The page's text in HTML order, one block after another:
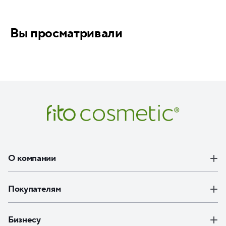
Вы просматривали
О компании
Покупателям
Бизнесу